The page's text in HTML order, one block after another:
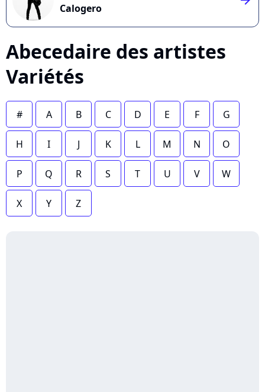
Calogero
Abecedaire des artistes
Variétés
# A B C D E F G
H I J K L M N O
P Q R S T U V W
X Y Z